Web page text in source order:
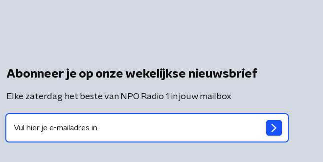
Abonneer je op onze wekelijkse nieuwsbrief
Elke zaterdag het beste van NPO Radio 1 in jouw mailbox